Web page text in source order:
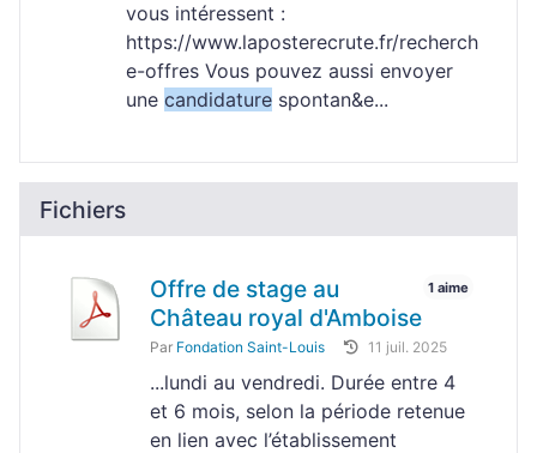
vous intéressent :
https://www.laposterecrute.fr/recherch
e-offres Vous pouvez aussi envoyer
une candidature spontan&e...
Fichiers
1 aime
Offre de stage au
Château royal d'Amboise
Par Fondation Saint-Louis 11 juil. 2025
...lundi au vendredi. Durée entre 4
et 6 mois, selon la période retenue
en lien avec l’établissement